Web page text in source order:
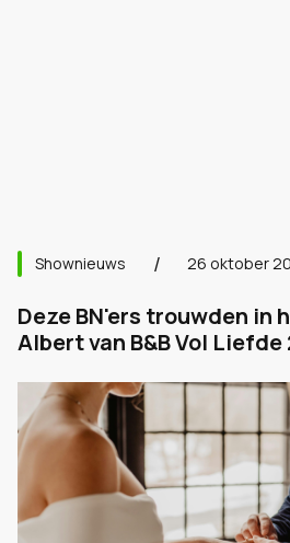
Shownieuws 26 oktober
Deze BN'ers trouwden in
Albert van B&B Vol Liefde